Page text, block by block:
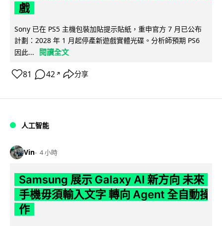
戲
Sony 已在 PS5 主機包裝加貼提示貼紙，重申官方 7 月已公布
計劃：2028 年 1 月起停產新遊戲實體光碟。分析師預期 PS6
因此...
閱讀全文
81 42 ↗ 分享
人工智能
Vin 4 小時
Samsung 展示 Galaxy AI 新方向 未來
手機毋須輸入文字 轉向 Agent 全自動操
作